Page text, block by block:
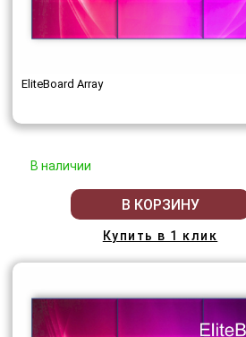
EliteBoard Array
В наличии
В КОРЗИНУ
Купить в 1 клик